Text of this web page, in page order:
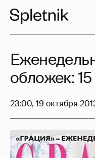
обложек:
23:00, 19 октября